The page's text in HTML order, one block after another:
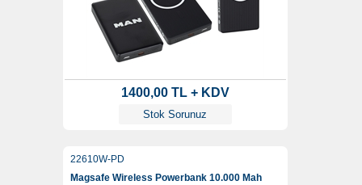
1400,00 TL + KDV
Stok Sorunuz
22610W-PD
Magsafe Wireless Powerbank 10.000 Mah